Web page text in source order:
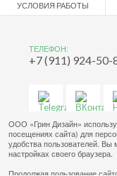
УСЛОВИЯ РАБОТЫ
ТЕЛЕФОН:
+7 (911) 924-50-
ООО «Грин Дизайн»
посещениях сайта) для
удобства пользователей. Вы
настройках своего браузера.
Продолжая пользование